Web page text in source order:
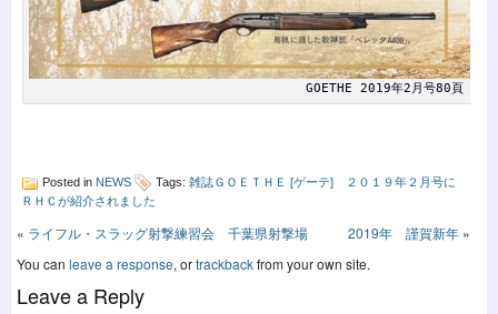
GOETHE 2019年2月号80頁
Posted in NEWS Tags: 雑誌ＧＯＥＴＨＥ [ゲーテ] ２０１９年２月号に
ＲＨＣが紹介されました
« ライフル・スラッグ射撃練習会 千葉県射撃場 2019年 謹賀新年 »
You can leave a response, ortrackbackfrom your own site.
Leave a Reply